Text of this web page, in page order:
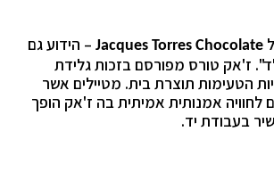
Jacques Torres Chocolate – הידוע גם
ז'אק טורס מפורסם בזכות גלידת
הטעימות תוצרת בית. מטיילים אשר
לחוויה אמנותית אמיתית בה ז'אק הופך
בעבודת יד.